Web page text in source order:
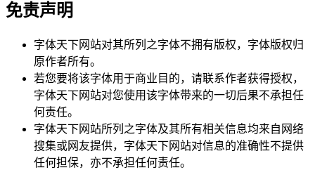
免责声明
字体天下网站对其所列之字体不拥有版权，字体版权归
原作者所有。
若您要将该字体用于商业目的，请联系作者获得授权，
字体天下网站对您使用该字体带来的一切后果不承担任
何责任。
字体天下网站所列之字体及其所有相关信息均来自网络
搜集或网友提供，字体天下网站对信息的准确性不提供
任何担保，亦不承担任何责任。